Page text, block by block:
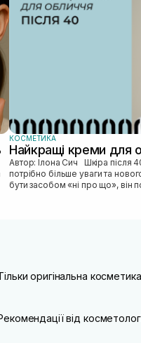
КОСМЕТИКА
Найкращі креми для
Автор: Ілона Сич Шкіра після 40 досі красива та молода, просто їй
потрібно більше уваги та
бути засобом «ні про що», він
оригінальна косметика
від